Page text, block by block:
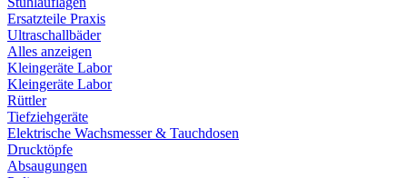
Ersatzteile Praxis
Ultraschallbäder
Alles anzeigen
Kleingeräte Labor
Kleingeräte Labor
Rüttler
Tiefziehgeräte
Elektrische Wachsmesser & Tauchdosen
Drucktöpfe
Absaugungen